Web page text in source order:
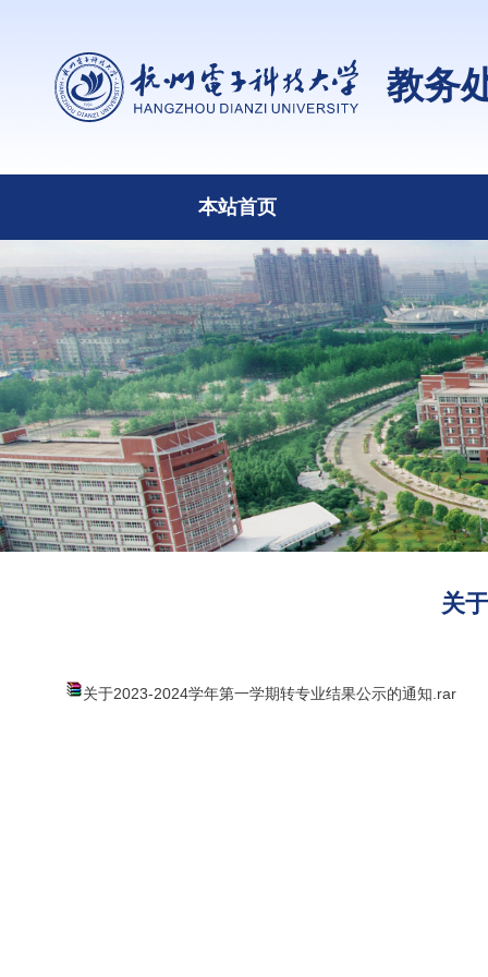
教务
本站首页
关
关于2023-2024学年第一学期转专业结果公示的通知.rar